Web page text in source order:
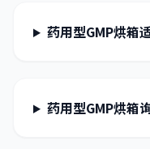
药用型GMP烘箱
药用型GMP烘箱